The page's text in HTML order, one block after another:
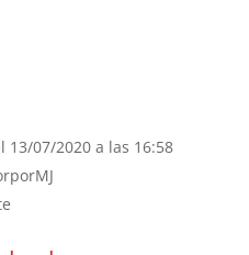
13/07/2020 a las 16:58